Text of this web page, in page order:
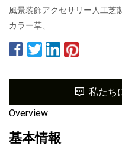
風景装飾アクセサリー人工芝
カラー草、
私たち
Overview
基本情報